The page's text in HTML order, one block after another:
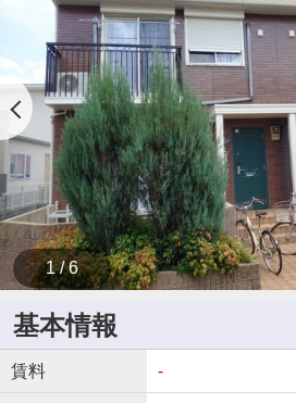
1 / 6
基本情報
賃料 -